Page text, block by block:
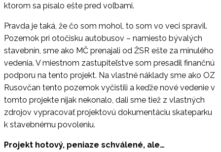
ktorom sa písalo ešte pred voľbami.
Pravda je taká, že čo som mohol, to som vo veci spravil.
Pozemok pri otočisku autobusov – namiesto bývalých
stavebnín, sme ako MČ prenajali od ŽSR ešte za minulého
vedenia. V miestnom zastupiteľstve som presadil finančnú
podporu na tento projekt. Na vlastné náklady sme ako OZ
Rusovčan tento pozemok vyčistili a keďže nové vedenie v
tomto projekte nijak nekonalo, dali sme tiež z vlastných
zdrojov vypracovať projektovú dokumentáciu skateparku
k stavebnému povoleniu.
Projekt hotový, peniaze schválené, ale…